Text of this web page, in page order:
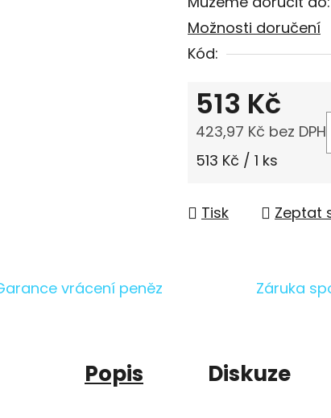
Možnosti doručení
Kód:
513 Kč
423,97 Kč bez DPH
Měrná cena:
513 Kč / 1 ks
Tisk Zeptat
vrácení peněz Záruka
Popis Diskuze